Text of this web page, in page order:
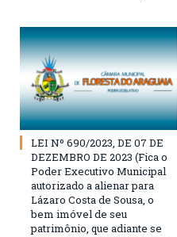
LEI Nº 690/2023, DE 07 DE
DEZEMBRO DE 2023 (Fica o
Poder Executivo Municipal
autorizado a alienar para
Lázaro Costa de Sousa, o
bem imóvel de seu
patrimônio, que adiante se